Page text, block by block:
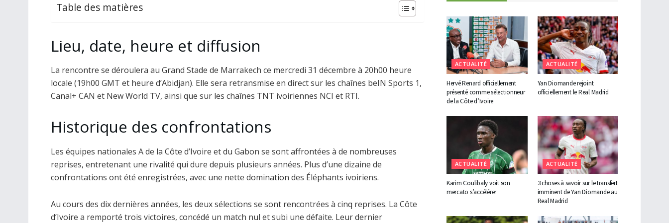
Table des matières
Lieu, date, heure et diffusion
La rencontre se déroulera au Grand Stade de Marrakech ce mercredi 31 décembre à 20h00 heure
locale (19h00 GMT et heure d’Abidjan). Elle sera retransmise en direct sur les chaînes beIN Sports 1,
Canal+ CAN et New World TV, ainsi que sur les chaînes TNT ivoiriennes NCI et RTI.
Historique des confrontations
Les équipes nationales A de la Côte d’Ivoire et du Gabon se sont affrontées à de nombreuses
reprises, entretenant une rivalité qui dure depuis plusieurs années. Plus d’une dizaine de
confrontations ont été enregistrées, avec une nette domination des Éléphants ivoiriens.
Au cours des dix dernières années, les deux sélections se sont rencontrées à cinq reprises. La Côte
d’Ivoire a remporté trois victoires, concédé un match nul et subi une défaite. Leur dernier
ACTUALITÉ
Hervé Renard officiellement
présenté comme sélectionneur
de la Côte d’Ivoire
ACTUALITÉ
Yan Diomande rejoint
officiellement le Real Madrid
ACTUALITÉ
Karim Coulibaly voit son
mercato s’accélérer
ACTUALITÉ
3 choses à savoir sur le transfert
imminent de Yan Diomande au
Real Madrid